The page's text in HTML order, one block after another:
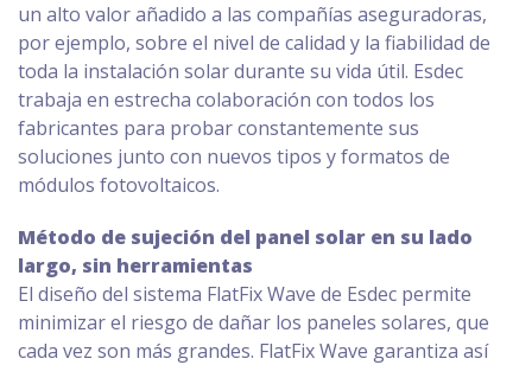
un alto valor añadido a las compañías aseguradoras,
por ejemplo, sobre el nivel de calidad y la fiabilidad de
toda la instalación solar durante su vida útil. Esdec
trabaja en estrecha colaboración con todos los
fabricantes para probar constantemente sus
soluciones junto con nuevos tipos y formatos de
módulos fotovoltaicos.
Método de sujeción del panel solar en su lado
largo, sin herramientas
El diseño del sistema FlatFix Wave de Esdec permite
minimizar el riesgo de dañar los paneles solares, que
cada vez son más grandes. FlatFix Wave garantiza así